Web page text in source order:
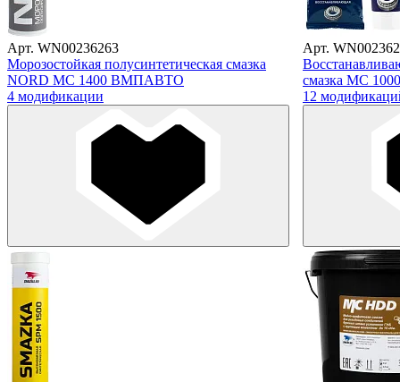
Арт. WN00236263
Морозостойкая полусинтетическая смазка
NORD МС 1400 ВМПАВТО
4 модификации
Арт.
смазка МС
12